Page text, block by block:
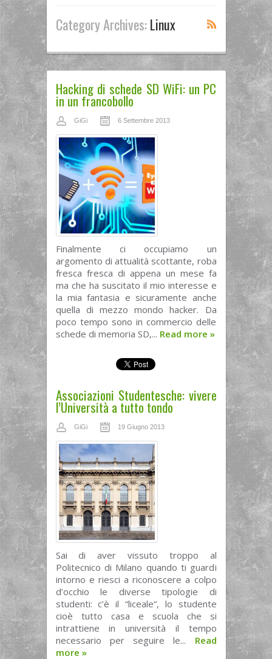
Category Archives:Linux
Hacking di schede SD WiFi: un PC
in un francobollo
GiGi 6 Settembre 2013
Finalmente ci occupiamo un
argomento di attualità scottante, roba
fresca fresca di appena un mese fa
ma che ha suscitato il mio interesse e
la mia fantasia e sicuramente anche
quella di mezzo mondo hacker. Da
poco tempo sono in commercio delle
schede di memoria SD,... Read more »
Associazioni Studentesche: vivere
l’Università a tutto tondo
GiGi 19 Giugno 2013
Sai di aver vissuto troppo al
Politecnico di Milano quando ti guardi
intorno e riesci a riconoscere a colpo
d’occhio le diverse tipologie di
studenti: c’è il “liceale“, lo studente
cioè tutto casa e scuola che si
intrattiene in università il tempo
necessario per seguire le... Read
more »